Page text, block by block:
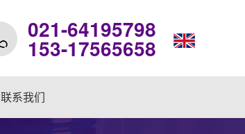
021-64195798
153-17565658
联系我们